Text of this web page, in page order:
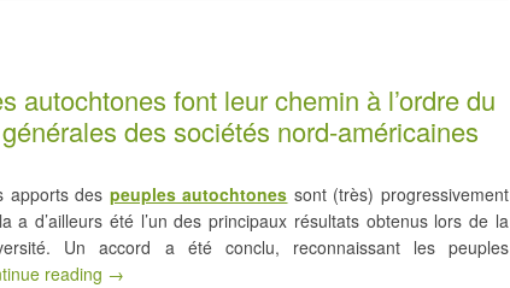
autochtones font leur chemin à l’ordre du
des sociétés nord-américaines
apports des peuples autochtones sont (très) progressivement
a d’ailleurs été l’un des principaux résultats obtenus lors de la
Un accord a été conclu, reconnaissant les peuples
reading →